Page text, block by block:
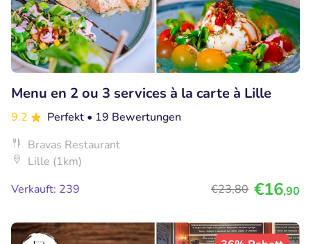
Menu en 2 ou 3 services à la carte à Lille
9.2 Perfekt • 19 Bewertungen
Bravas Restaurant
Lille (1km)
Verkauft: 239
€23,80 €16,90